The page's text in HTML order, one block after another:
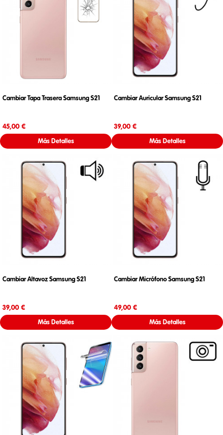
Cambiar Tapa Trasera Samsung S21
45,00 €
Más Detalles
Cambiar Auricular Samsung S21
39,00 €
Más Detalles
Cambiar Altavoz Samsung S21
39,00 €
Más Detalles
Cambiar Micrófono Samsung S21
49,00 €
Más Detalles